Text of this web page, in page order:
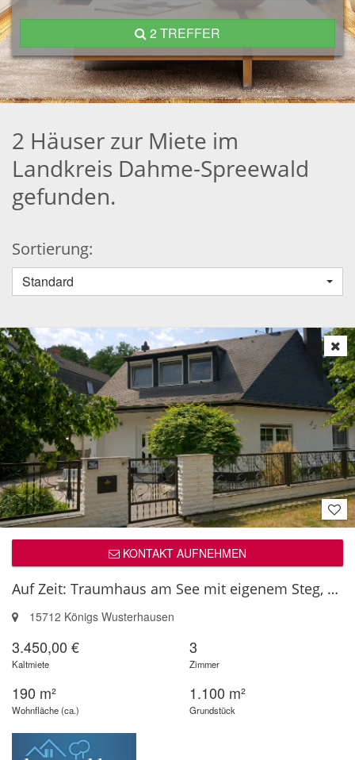
2 TREFFER
2 Häuser zur Miete im
Landkreis Dahme-Spreewald
gefunden.
Sortierung:
Standard
KONTAKT AUFNEHMEN
Auf Zeit: Traumhaus am See mit eigenem Steg, nur 30min von Berlin-Mitte
15712 Königs Wusterhausen
3.450,00 €
Kaltmiete
3
Zimmer
190 m²
Wohnfläche (ca.)
1.100 m²
Grundstück